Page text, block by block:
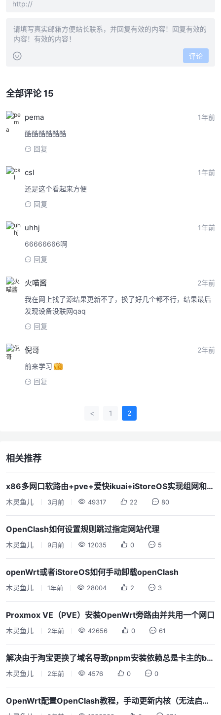
评论
全部评论 15
pema
1年前
酷酷酷酷酷酷
回复
csl
1年前
还是这个看起来方便
回复
uhhj
1年前
66666666啊
回复
火喵酱
2年前
我在网上找了源结果更新不了，换了好几个都不行，结果最后
发现设备没联网qaq
回复
倪哥
2年前
前来学习
回复
< 1 2
相关推荐
x86多网口软路由+pve+爱快ikuai+iStoreOS实现组网和翻墙
木灵鱼儿 3月前 49317 22 80
OpenClash如何设置规则跳过指定网站代理
木灵鱼儿 9月前 12035 0 5
openWrt或者iStoreOS如何手动卸载openClash
木灵鱼儿 1年前 28004 2 3
Proxmox VE（PVE）安装OpenWrt旁路由并共用一个网口
木灵鱼儿 2年前 42656 0 61
解决由于淘宝更换了域名导致pnpm安装依赖总是卡主的bug
木灵鱼儿 2年前 4576 0 0
OpenWrt配置OpenClash教程，手动更新内核（无法启动的问题）